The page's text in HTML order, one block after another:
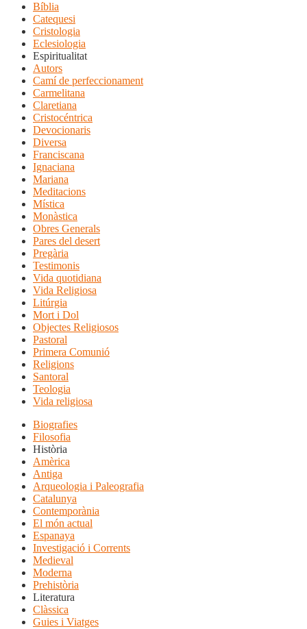
Bíblia
Catequesi
Cristologia
Eclesiologia
Espiritualitat
Autors
Camí de perfeccionament
Carmelitana
Claretiana
Cristocéntrica
Devocionaris
Diversa
Franciscana
Ignaciana
Mariana
Meditacions
Mística
Monàstica
Obres Generals
Pares del desert
Pregària
Testimonis
Vida quotidiana
Vida Religiosa
Litúrgia
Mort i Dol
Objectes Religiosos
Pastoral
Primera Comunió
Religions
Santoral
Teologia
Vida religiosa
Biografies
Filosofia
Història
Amèrica
Antiga
Arqueologia i Paleografia
Catalunya
Contemporània
El món actual
Espanaya
Investigació i Corrents
Medieval
Moderna
Prehistòria
Literatura
Clàssica
Guies i Viatges